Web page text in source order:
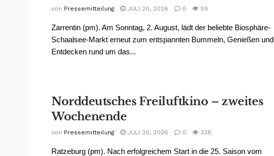
von Pressemitteilung JULI 20, 2026 0 59
Zarrentin (pm). Am Sonntag, 2. August, lädt der beliebte Biosphäre-
Schaalsee-Markt erneut zum entspannten Bummeln, Genießen und
Entdecken rund um das...
Norddeutsches Freiluftkino – zweites
Wochenende
von Pressemitteilung JULI 20, 2026 0 338
Ratzeburg (pm). Nach erfolgreichem Start in die 25. Saison vom